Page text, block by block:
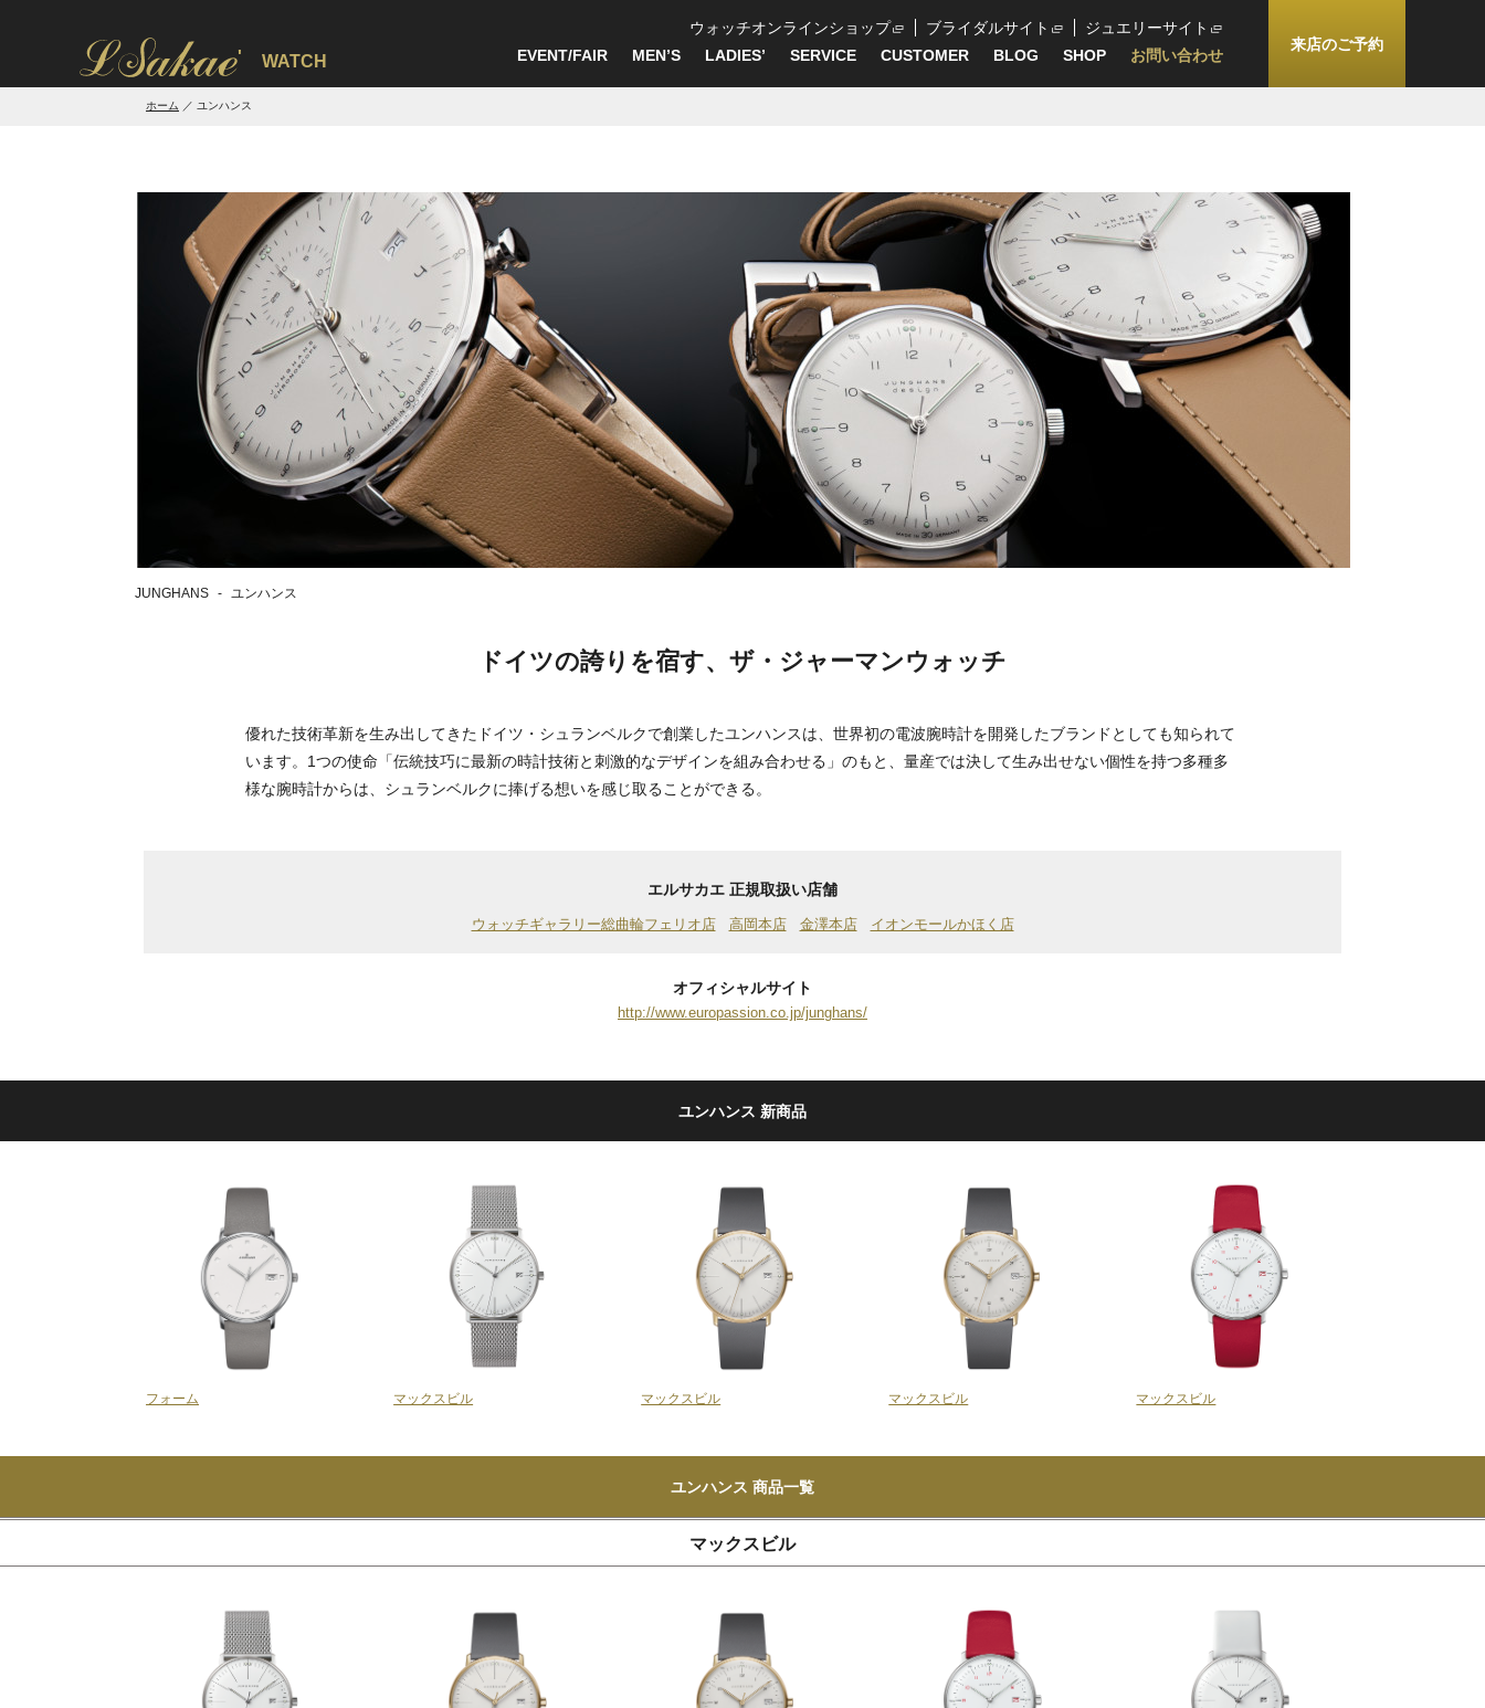
' WATCH
ウォッチオンラインショップ ブライダルサイト
ジュエリーサイト
EVENT/FAIR
MEN’S LADIES’ SERVICE CUSTOMER BLOG SHOP お問い合わせ
来店のご予約
ホーム ユンハンス
JUNGHANS ユンハンス
ドイツの誇りを宿す、ザ・ジャーマンウォッチ
優れた技術革新を生み出してきたドイツ・シュランベルクで創業したユンハンスは、世界初の電波腕時計を開発したブランドとしても知られて
います。1つの使命「伝統技巧に最新の時計技術と刺激的なデザインを組み合わせる」のもと、量産では決して生み出せない個性を持つ多種多
様な腕時計からは、シュランベルクに捧げる想いを感じ取ることができる。
エルサカエ 正規取扱い店舗
ウォッチギャラリー総曲輪フェリオ店 高岡本店 金澤本店 イオンモールかほく店
オフィシャルサイト
http://www.europassion.co.jp/junghans/
ユンハンス 新商品
フォーム マックスビル マックスビル マックスビル マックスビル
ユンハンス 商品一覧
マックスビル